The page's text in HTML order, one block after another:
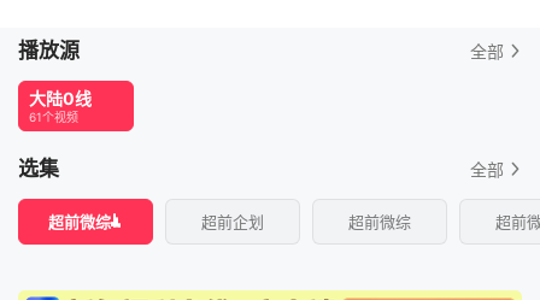
播放源 全部
大陆0线
61个视频
选集 全部
超前微综 超前企划 超前微综 超前